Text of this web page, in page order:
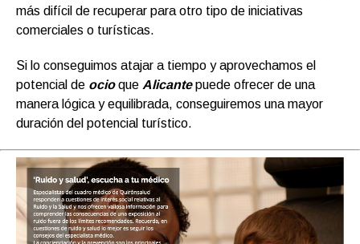
más difícil de recuperar para otro tipo de iniciativas
comerciales o turísticas.
Si lo conseguimos atajar a tiempo y aprovechamos el
potencial de ocioque Alicantepuede ofrecer de una
manera lógica y equilibrada, conseguiremos una mayor
duración del potencial turístico.